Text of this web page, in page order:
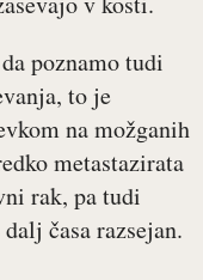
poznamo tudi
to je
na možganih
metastazirata
rak, pa tudi
časa razsejan.